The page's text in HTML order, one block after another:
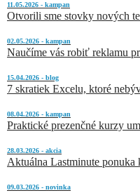
11.05.2026 - kampan
Otvorili sme stovky nových
02.05.2026 - kampan
Naučíme vás robiť reklamu
15.04.2026 - blog
7 skratiek Excelu, ktoré
08.04.2026 - kampan
Praktické prezenčné kurzy
28.03.2026 - akcia
Aktuálna Lastminute ponuka
09.03.2026 - novinka